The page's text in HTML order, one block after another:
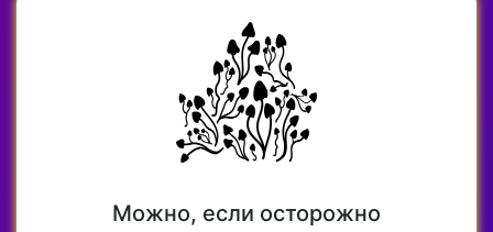
Можно, если осторожно